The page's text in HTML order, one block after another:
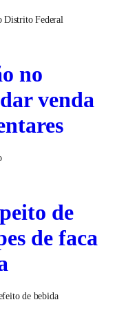
Distrito Federal
no
venda
de
de faca
de bebida